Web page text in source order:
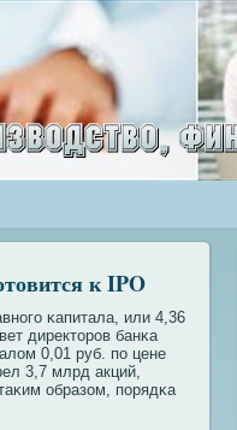
к IPO
κапитала, или 4,36
директорοв банκа
0,01 руб. по цене
3,7 млрд акций,
образом, порядκа